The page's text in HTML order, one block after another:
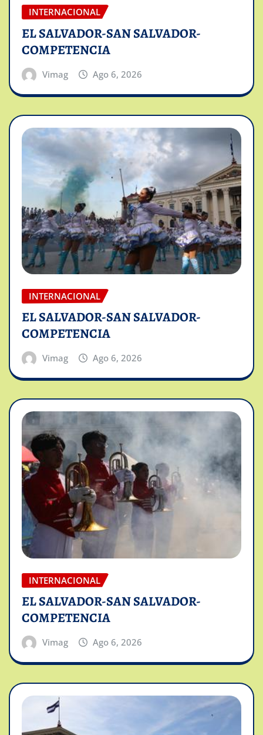
INTERNACIONAL
EL SALVADOR-SAN SALVADOR-
COMPETENCIA
Vimag Ago 6, 2026
INTERNACIONAL
EL SALVADOR-SAN SALVADOR-
COMPETENCIA
Vimag Ago 6, 2026
INTERNACIONAL
EL SALVADOR-SAN SALVADOR-
COMPETENCIA
Vimag Ago 6, 2026